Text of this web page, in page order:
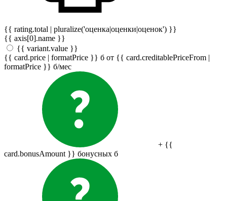
{{ rating.total | pluralize('оценка|оценки|оценок') }}
{{ axis[0].name }}
{{ variant.value }}
{{ card.price | formatPrice }} б от {{ card.creditablePriceFrom |
formatPrice }} б/мес
+ {{
card.bonusAmount }} бонусных б